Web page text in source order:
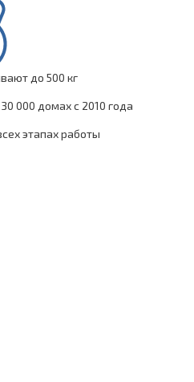
до 500 кг
000 домах с 2010 года
этапах работы